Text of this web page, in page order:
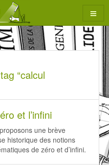
“calcul
et l’infini
une brève
historique des notions
de zéro et d’infini.